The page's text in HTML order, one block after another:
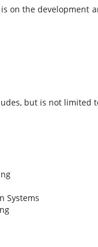
on the development
but is not limited
Systems